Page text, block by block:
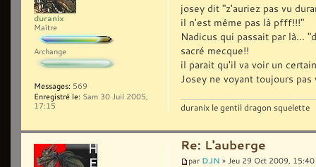
josey dit "z'auriez pas vu
il n'est même pas là pfff!!!"
Nadicus qui passait par là...
sacré mecque!!
il parait qu'il va voir un
Josey ne voyant toujours
duranix le gentil dragon squelette
duranix
Maître
Archange
Messages: 569
Enregistré le: Sam 30 Juil 2005,
17:15
Re: L'auberge
par DJN » Jeu 29 Oct 2009, 15:40